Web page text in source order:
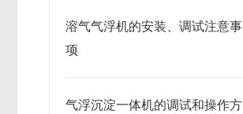
溶气气浮机的安装、调试注意事
项
气浮沉淀一体机的调试和操作方